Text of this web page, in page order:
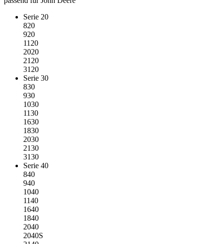
Serie 20
820
920
1120
2020
2120
3120
Serie 30
830
930
1030
1130
1630
1830
2030
2130
3130
Serie 40
840
940
1040
1140
1640
1840
2040
2040S